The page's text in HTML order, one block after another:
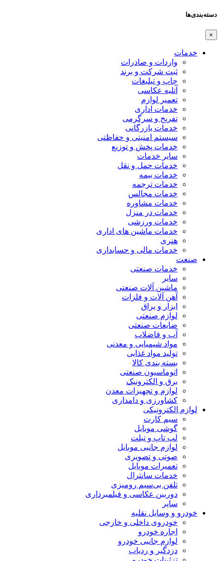
دسته‌بندی‌ها
×
خدمات
واردات و صادرات
ثبت شرکت و برند
چاپ و تبلیغات
آتلیه عکاسی
تعمیر لوازم
خدمات اداری
تفریح و سرگرمی
خدمات بازرگانی
سیستم امنیتی و حفاظتی
خدمات پخش و توزیع
سایر خدمات
خدمات حمل و نقل
خدمات بیمه
خدمات ترجمه
خدمات مجالس
خدمات مشاوره
خدمات در منزل
خدمات ورزشی
خدمات ماشین های اداری
هنری
خدمات مالی و حسابداری
صنعت
خدمات صنعتی
سایر
ماشین آلات صنعتی
آهن آلات و فلزات
ابزار و یراق
لوازم صنعتی
ضایعات صنعتی
آب و فاضلاب
مواد شیمیایی و معدنی
تولید مواد غذایی
بسته بندی کالا
اتوماسیون صنعتی
برق و الکترونیک
لوازم و تجهیزات معدن
کشاورزی و دامداری
لوازم الکترونیکی
سیم کارت
گوشی موبایل
لپ تاپ و تبلت
لوازم جانبی موبایل
صوتی و تصویری
تعمیرات موبایل
خدمات سانترال
تلفن بی‌سیم رومیزی
دوربین عکاسی و فیلمبرداری
سایر
خودرو و وسایل نقلیه
خودروی داخلی و خارجی
اجاره خودرو
لوازم جانبی خودرو
دزدگیر و ردیاب